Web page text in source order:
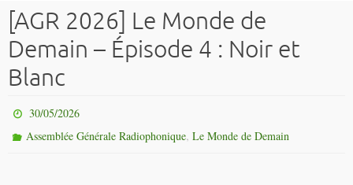
[AGR 2026] Le Monde de
Demain – Épisode 4 : Noir et
Blanc
30/05/2026
Assemblée Générale Radiophonique,Le Monde de Demain